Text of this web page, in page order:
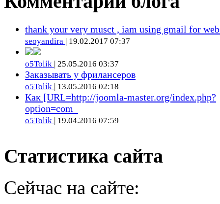
thank your very musct , iam using gmail for
seoyandira | 19.02.2017 07:37
o5Tolik | 25.05.2016 03:37
Заказывать у фрилансеров
o5Tolik | 13.05.2016 02:18
Как [URL=http://joomla-master.org/index.php?
option=com_
o5Tolik | 19.04.2016 07:59
Статистика сайта
Сейчас на сайте: